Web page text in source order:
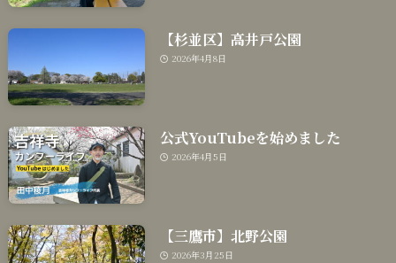
【杉並区】高井戸公園
2026年4月8日
公式YouTubeを始めました
2026年4月5日
【三鷹市】北野公園
2026年3月25日